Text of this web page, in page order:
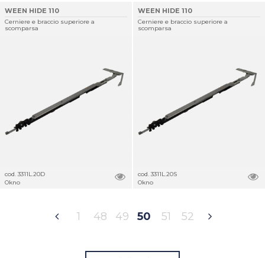
WEEN HIDE 110
Cerniere e braccio superiore a
scomparsa
cod. 3311L.20D
Okno
WEEN HIDE 110
Cerniere e braccio superiore a
scomparsa
cod. 3311L.20S
Okno
1 48 49 50 51 52